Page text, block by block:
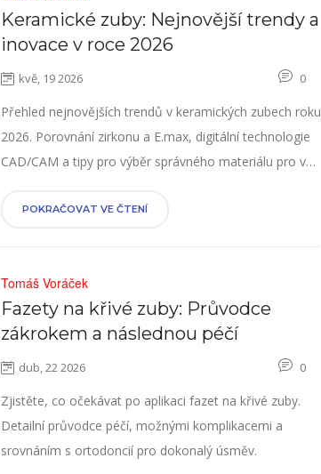
Keramické zuby: Nejnovější trendy a
inovace v roce 2026
kvě, 19 2026 0
Přehled nejnovějších trendů v keramických zubech roku
2026. Porovnání zirkonu a E.max, digitální technologie
CAD/CAM a tipy pro výběr správného materiálu pro váš
POKRAČOVAT VE ČTENÍ
Tomáš Voráček
Fazety na křivé zuby: Průvodce
zákrokem a následnou péčí
dub, 22 2026 0
Zjistěte, co očekávat po aplikaci fazet na křivé zuby.
Detailní průvodce péčí, možnými komplikacemi a
srovnáním s ortodoncií pro dokonalý úsměv.